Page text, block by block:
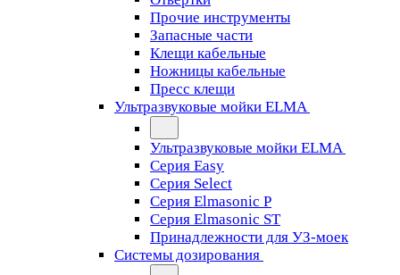
Прочие инструменты
Запасные части
Клещи кабельные
Ножницы кабельные
Пресс клещи
Ультразвуковые мойки ELMA
Ультразвуковые мойки ELMA
Серия Easy
Серия Select
Серия Elmasonic P
Серия Elmasonic ST
Принадлежности для УЗ-моек
Системы дозирования